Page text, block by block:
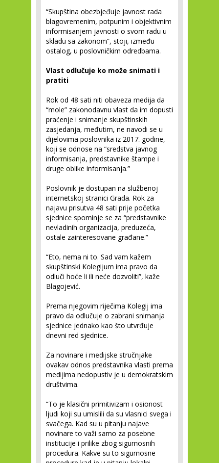
“Skupština obezbjeđuje javnost rada
blagovremenim, potpunim i objektivnim
informisanjem javnosti o svom radu u
skladu sa zakonom”, stoji, između
ostalog, u poslovničkim odredbama.
Vlast odlučuje ko može snimati i
pratiti
Rok od 48 sati niti obaveza medija da
“mole” zakonodavnu vlast da im dopusti
praćenje i snimanje skupštinskih
zasjedanja, međutim, ne navodi se u
dijelovima poslovnika iz 2017. godine,
koji se odnose na “sredstva javnog
informisanja, predstavnike štampe i
druge oblike informisanja.”
Poslovnik je dostupan na službenoj
internetskoj stranici Grada. Rok za
najavu prisutva 48 sati prije početka
sjednice spominje se za “predstavnike
nevladinih organizacija, preduzeća,
ostale zainteresovane građane.”
“Eto, nema ni to. Sad vam kažem
skupštinski Kolegijum ima pravo da
odluči hoće li ili neće dozvoliti”, kaže
Blagojević.
Prema njegovim riječima Kolegij ima
pravo da odlučuje o zabrani snimanja
sjednice jednako kao što utvrđuje
dnevni red sjednice.
Za novinare i medijske stručnjake
ovakav odnos predstavnika vlasti prema
medijima nedopustiv je u demokratskim
društvima.
“To je klasični primitivizam i osionost
ljudi koji su umislili da su vlasnici svega i
svačega. Kad su u pitanju najave
novinare to važi samo za posebne
institucije i prilike zbog sigurnosnih
procedura. Kakve su to sigurnosne